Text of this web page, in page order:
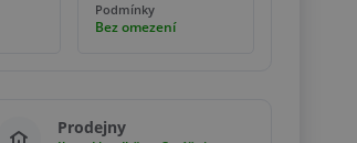
Podmínky
Bez omezení
Prodejny